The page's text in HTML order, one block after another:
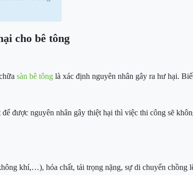
cho bê tông
sàn bê tông là xác định nguyên nhân gây ra hư hại.
được nguyên nhân gây thiệt hại thì việc thi công sẽ
khí,…), hóa chất, tải trọng nặng, sự di chuyển